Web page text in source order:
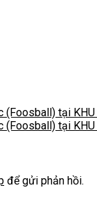
(Foosball) tại
(Foosball) tại KHU
để gửi phản hồi.